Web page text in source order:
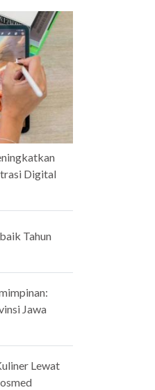
Digital
Tahun
Jawa
Lewat